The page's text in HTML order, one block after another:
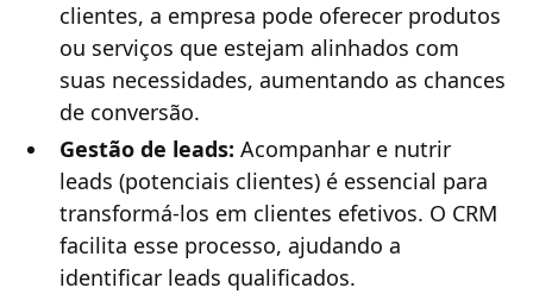
clientes, a empresa pode oferecer produtos
ou serviços que estejam alinhados com
suas necessidades, aumentando as chances
de conversão.
Gestão de leads:Acompanhar e nutrir
leads (potenciais clientes) é essencial para
transformá-los em clientes efetivos. O CRM
facilita esse processo, ajudando a
identificar leads qualificados.